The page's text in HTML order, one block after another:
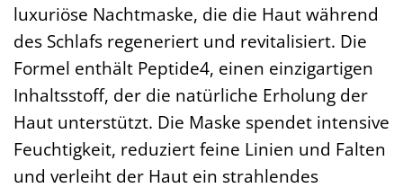
luxuriöse Nachtmaske, die die Haut während
des Schlafs regeneriert und revitalisiert. Die
Formel enthält Peptide4, einen einzigartigen
Inhaltsstoff, der die natürliche Erholung der
Haut unterstützt. Die Maske spendet intensive
Feuchtigkeit, reduziert feine Linien und Falten
und verleiht der Haut ein strahlendes